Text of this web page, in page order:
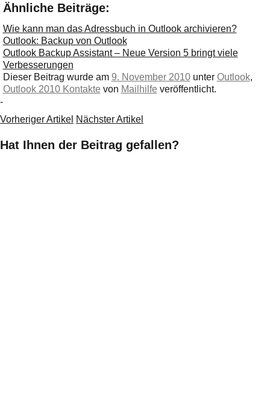
Ähnliche Beiträge:
Wie kann man das Adressbuch in Outlook archivieren?
Outlook: Backup von Outlook
Outlook Backup Assistant – Neue Version 5 bringt viele
Verbesserungen
Dieser Beitrag wurde am 9. November 2010unter Outlook,
Outlook 2010 Kontakte von Mailhilfe veröffentlicht.
-
Vorheriger Artikel Nächster Artikel
Hat Ihnen der Beitrag gefallen?